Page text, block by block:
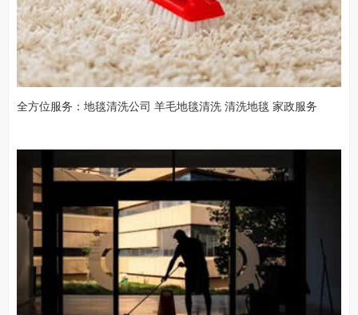
全方位服务：地毯清洗公司 羊毛地毯清洗 清洗地毯 家政服务